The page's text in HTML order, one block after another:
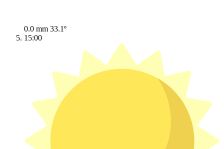
0.0 mm 33.1º
15:00